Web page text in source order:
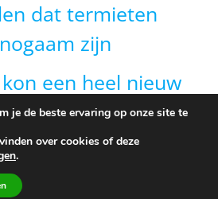
dat termieten
zijn
een heel nieuw
door van vorm te
dat is onverwacht
je de beste ervaring op onze site te
over cookies of deze
.